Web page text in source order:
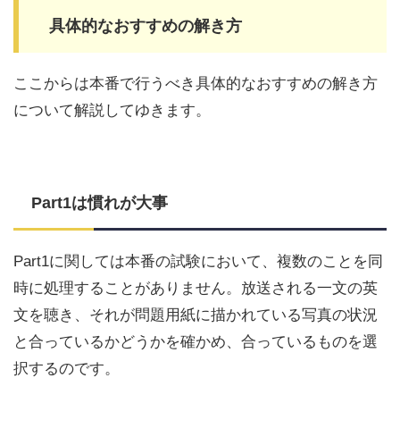
具体的なおすすめの解き方
ここからは本番で行うべき具体的なおすすめの解き方
について解説してゆきます。
Part1は慣れが大事
Part1に関しては本番の試験において、複数のことを同
時に処理することがありません。放送される一文の英
文を聴き、それが問題用紙に描かれている写真の状況
と合っているかどうかを確かめ、合っているものを選
択するのです。